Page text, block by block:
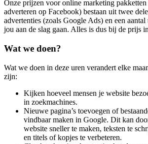
Onze prijzen voor online marketing pakketten
adverteren op Facebook) bestaan uit twee
advertenties (zoals Google Ads) en een
jou aan de slag gaan. Alles is dus bij de prijs
Wat we doen?
Wat we doen in deze uren verandert elke
zijn:
Kijken hoeveel mensen je website
in zoekmachines.
Nieuwe pagina’s toevoegen of
vindbaar maken in Google. Dit kan
website sneller te maken, teksten te
en titels of kopjes te verbeteren.